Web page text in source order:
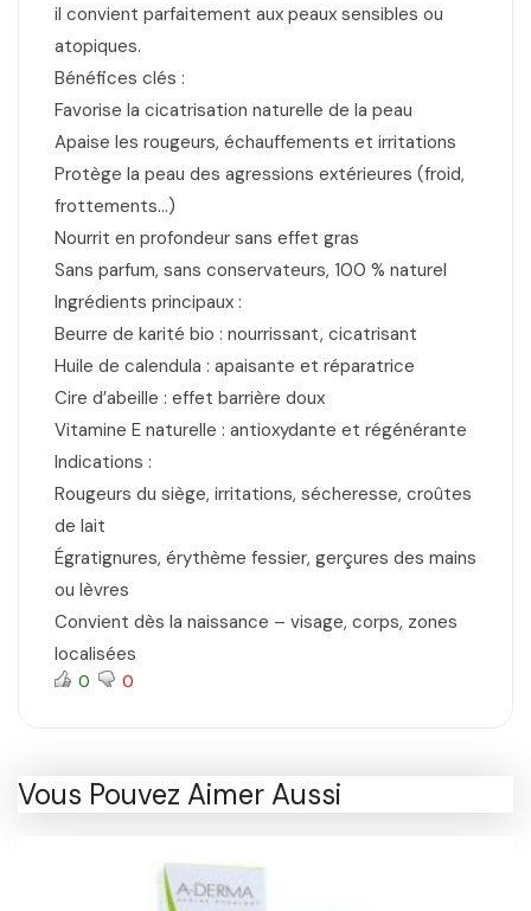
il convient parfaitement aux peaux sensibles ou
atopiques.
Bénéfices clés :
Favorise la cicatrisation naturelle de la peau
Apaise les rougeurs, échauffements et irritations
Protège la peau des agressions extérieures (froid,
frottements…)
Nourrit en profondeur sans effet gras
Sans parfum, sans conservateurs, 100 % naturel
Ingrédients principaux :
Beurre de karité bio : nourrissant, cicatrisant
Huile de calendula : apaisante et réparatrice
Cire d’abeille : effet barrière doux
Vitamine E naturelle : antioxydante et régénérante
Indications :
Rougeurs du siège, irritations, sécheresse, croûtes
de lait
Égratignures, érythème fessier, gerçures des mains
ou lèvres
Convient dès la naissance – visage, corps, zones
localisées
0 0
Vous Pouvez Aimer Aussi